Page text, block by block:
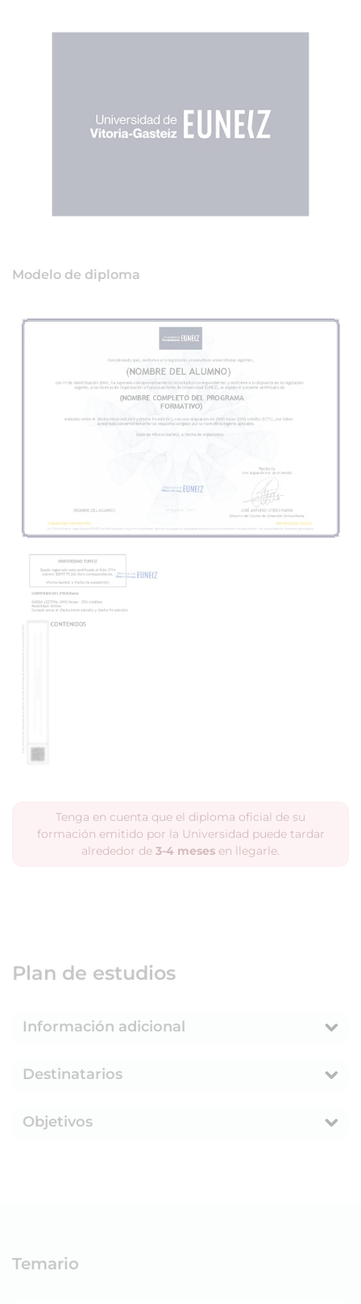
Modelo de diploma
Tenga en cuenta que el diploma oficial de su
formación emitido por la Universidad puede tardar
alrededor de 3-4 meses en llegarle.
Plan de estudios
Información adicional
Destinatarios
Objetivos
Temario